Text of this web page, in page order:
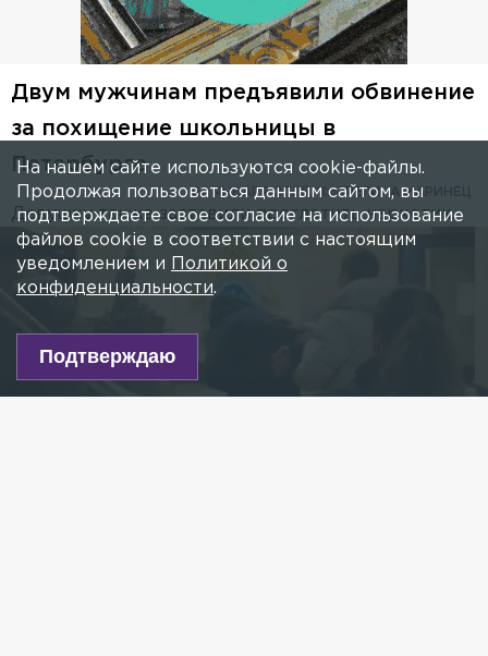
Двум мужчинам предъявили обвинение
за похищение школьницы в
Петербурге
РЕГИНА МАРИНЕЦ
26 ЯНВАРЯ 2025, 11:53
Девушку также заставили проглотить наркотик.
На нашем сайте используются cookie-файлы.
Продолжая пользоваться данным сайтом, вы
подтверждаете свое согласие на использование
файлов cookie в соответствии с настоящим
уведомлением и
Политикой о
конфиденциальности.
Подтверждаю